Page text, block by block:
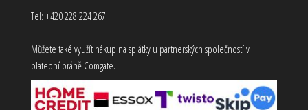
Tel: +420 228 224 267
Můžete také využít nákup na splátky u partnerských společností v
platební bráně Comgate.